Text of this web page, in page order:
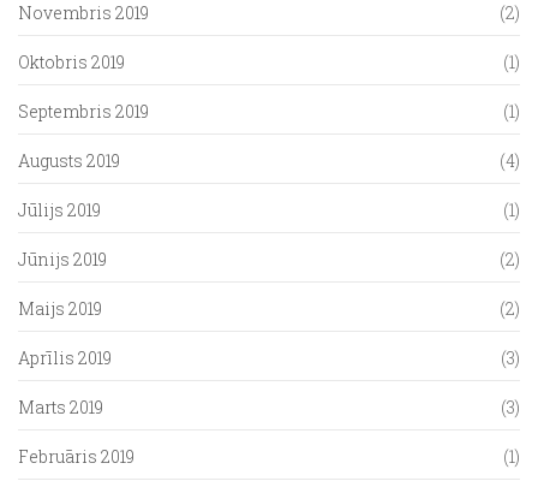
Novembris 2019 (2)
Oktobris 2019 (1)
Septembris 2019 (1)
Augusts 2019 (4)
Jūlijs 2019 (1)
Jūnijs 2019 (2)
Maijs 2019 (2)
Aprīlis 2019 (3)
Marts 2019 (3)
Februāris 2019 (1)